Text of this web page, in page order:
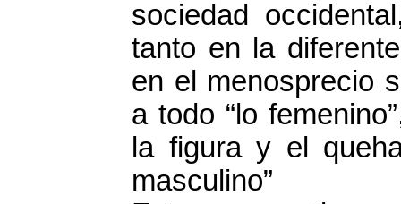
sociedad
tanto en la
en el menosprecio
a todo “lo
la figura y el
masculino”